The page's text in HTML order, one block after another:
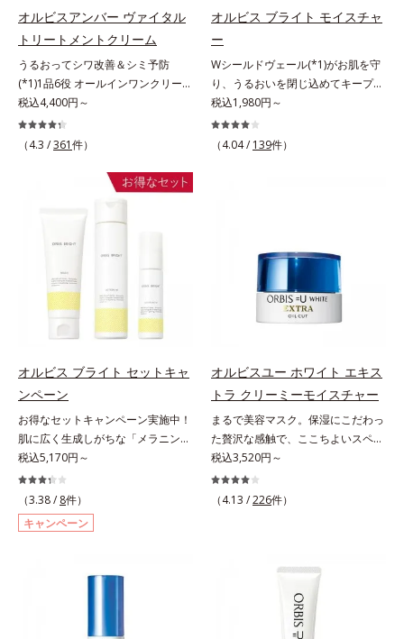
180回（3ヵ月程度）各商品の詳し
い情報は商品ページをご覧くださ
い。・BEAUTY夏祭りは、こちら
セラカエルレア果汁、ノバラエキス
配合＝うるおいを与えハリと透明感
に満ちた肌へ導く保湿成分*9 メマ
ツヨイグサ抽出液、スイカズラエキ
ス配合＝角層のすみずみまで水分・
油分を保ち、ハリ・ツヤを与える保
湿成分*10 気持ちのこと
容成分(*7)として「G.D.F.アクティ
ベーター(*8)」を配合。そして、従
来から配合している美白有効成分
「トラネキサム酸」を配合しまし
た。さらに、シリーズ共通の美容成
分(*7)「GLルートブースター(*9)」
を配合することで、肌のふっくら感
や透明感を叶えます。美白ケアしな
シリーズに。3ステップで上向き
(*10)のハリと透明感を。効果的な
シナジー設計で、あなたのエイジン
グケアを応援します。*1 メラニン
の生成を抑え、シミ・ソバカスを防
ぐ（ウォッシュ除く）*2 オルビス
内スキンケアシリーズの保湿力*3
年齢に応じたお手入れのこと*4 う
るおいによる*5 乾燥、ハリ・ツヤ
ロニセラカエルレア果汁、ノバラエ
キス配合＝うるおいを与えハリと透
明感に満ちた肌へ導く保湿成分*9
メマツヨイグサ抽出液、スイカズラ
エキス配合＝角層のすみずみまで水
分・油分を保ち、ハリ・ツヤを与え
る保湿成分*10 気持ちのこと各商品
の詳しい情報は商品ページをご覧く
ださい。・BEAUTY夏祭りは、こち
ン酸ジカリウム(*4)」など、たっぷ
りの保湿成分が浸透しやすい肌環境
を叶えます。はじめはピタッと密着
するテクスチャーは、肌になじむご
とにもっちり質感に、最後はなめら
かな水膜へと3変化。普段の保湿液
をこのジェルにおきかえて塗って眠
るだけで、うるおいながらもベタつ
と*3 明るく澄んだ肌を目指す保湿
成分と、メラニンの生成を抑え、シ
ミ・ソバカスを防ぐ美白有効成分を
組み合わせた複合成分*4 グリチル
BEAUTY夏祭りは、こちら
オルビスアンバー ヴァイタル
トリートメントクリーム
うるおってシワ改善＆シミ予防
(*1)1品6役 オールインワンクリー
ム。オルビスアンバーは、いつも⾃
然体で美しくありたいと願う⼤⼈世
代に寄り添うブランドです。年齢印
複合的なお悩みにアプローチ。大人
世代の肌に向き合い、手軽なお手入
れで賢いケアを。ライフスタイルに
なじむ、若々しい印象(*2)作りのサ
ポートをします。オルビスアンバー
ヴァイタルトリートメントクリーム
「オルビスアンバー ヴァイタルト
リートメントクリーム」は、1品
で、化粧水、クリーム、シワ改善・
ッククリーム(*3)、パックの6役を
アシン(*4)によるシワ改善・シミ予
防に加え、複合成分コラーゲンコン
プレックスSPが肌のハリを徹底サポ
ート。肌なじみのよいクリーム構造
で角層まで保湿成分が浸透し、うる
おいをギュッと閉じ込めます。洗顔
の後、これ1品だけでマルチにケ
す。*1 メラニンの生成を抑え、シ
ケアとして*4 ナイアシンアミド
税込4,400円～
（4.3 /361件）
オルビス ブライト モイスチャ
ー
Wシールドヴェール(*1)がお肌を守
り、うるおいを閉じ込めてキープす
る美白(*2)保湿液。業界初(*3)知見
「メラニンの第三のルート」である
「横のひろがり」に着目して、全方
という「点」だけでなく、透明感の
なさなどの「面」での透明感を阻害
する原因を引き起こしていることが
わかりました。そこでオルビス ブ
C(*8)」を採用。肌奥(*6)まで浸透
し、シミやソバカスの原因となるメ
ラニンの生成を食い止めます。また
オルビス独自成分の「ブライトVC
コンプレックス(*9)」が、透明感を
阻害する原因(*10)にアプローチし
ます。さらに肌表面のなめらかさや
みずみずしさをサポートするため
ケアのアプローチによって、肌本来
の輝きを生かして澄み渡る、輝き透
明肌を叶えます。L＝さっぱりタイ
プ（脂性肌～普通肌）M＝しっとり
税込1,980円～
（4.04 / 139件）
オルビス ブライト セットキャ
ンペーン
お得なセットキャンペーン実施中！
肌に広く生成しがちな「メラニンに
じみ(*1)」の原因をブロック(*2)！
澄み渡る輝き透明肌(*3)へ。業界初
(*4)知見「メラニンの第三のルー
ト」である「横のひろがり」に着目
して、全方位から透明肌を目指すブ
す。受けてしまった紫外線ダメージ
ソバカスという「点」だけでなく、
税込5,170円～
（3.38 / 8件）
キャンペーン
オルビスユー ホワイト エキス
トラ クリーミーモイスチャー
まるで美容マスク。保湿にこだわっ
た贅沢な感触で、ここちよいスペシ
ャルケアを。若々しく透明感のある
美肌を構成する要素と、年齢肌(*1)
のメラニン生成にアプローチして、
上げを図ります。さらに、シミと年
齢の関係に着目。点在するシミだけ
でなく、メラニンが蓄積しがちな年
齢肌の“メラニンメタボ(*2)”にアプ
税込3,520円～
（4.13 /226件）